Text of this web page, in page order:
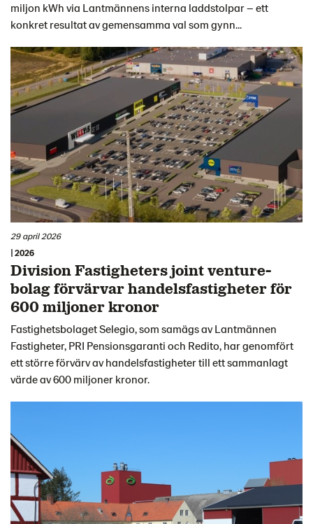
miljon kWh via Lantmännens interna laddstolpar – ett
konkret resultat av gemensamma val som gynn...
29 april 2026
| 2026
Division Fastigheters joint venture-
bolag förvärvar handelsfastigheter för
600 miljoner kronor
Fastighetsbolaget Selegio, som samägs av Lantmännen
Fastigheter, PRI Pensionsgaranti och Redito, har genomfört
ett större förvärv av handelsfastigheter till ett sammanlagt
värde av 600 miljoner kronor.